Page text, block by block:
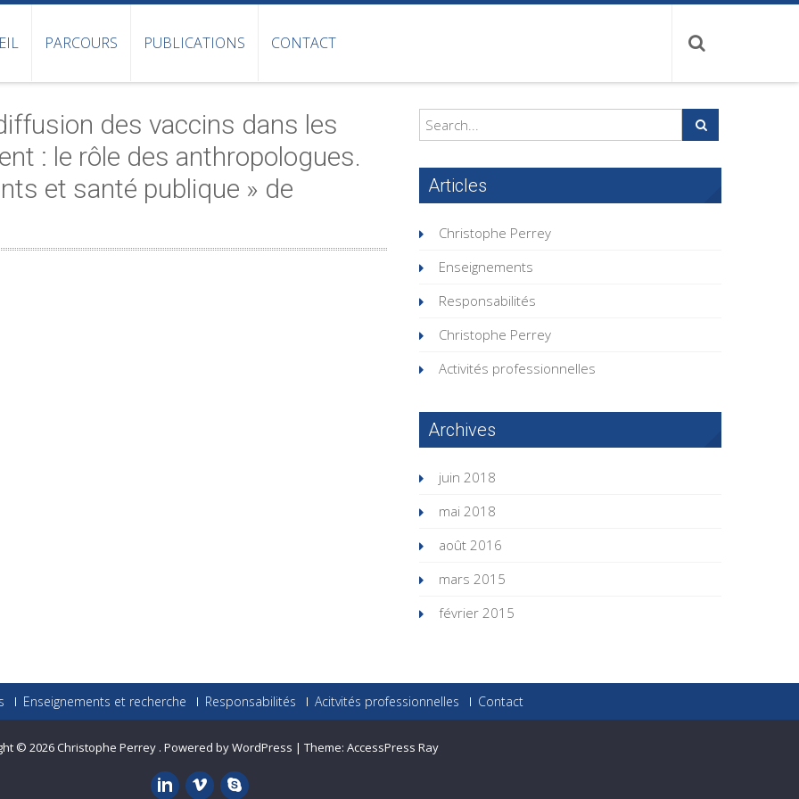
PARCOURS PUBLICATIONS CONTACT
des vaccins dans les
: le rôle des anthropologues.
et santé publique » de
Articles
Christophe Perrey
Enseignements
Responsabilités
Christophe Perrey
Activités professionnelles
Archives
juin 2018
mai 2018
août 2016
mars 2015
février 2015
Enseignements et recherche Responsabilités Acitvités professionnelles Contact
© 2026Christophe Perrey . Powered by WordPress | Theme: AccessPress Ray